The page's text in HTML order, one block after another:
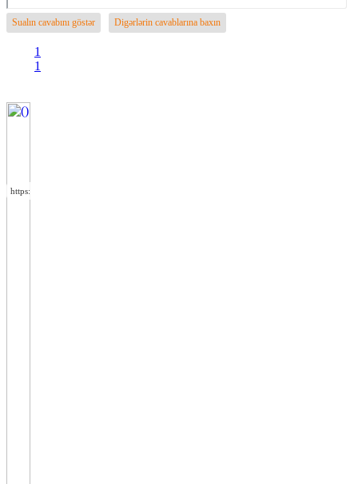
Sualın cavabını göstər Digərlərin cavablarına baxın
1
1
https://wa.me/994552244433